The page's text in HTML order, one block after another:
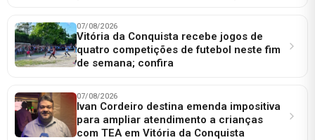
07/08/2026
Vitória da Conquista recebe jogos de
quatro competições de futebol neste fim
de semana; confira
07/08/2026
Ivan Cordeiro destina emenda impositiva
para ampliar atendimento a crianças
com TEA em Vitória da Conquista